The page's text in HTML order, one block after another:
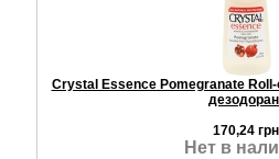
Crystal Essence Pomegranate
170,24
Нет в